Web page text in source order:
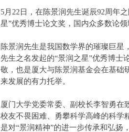
5月22日，在陈景润先生诞辰92周年
星”优秀博士论文奖，国内众多数论
陈景润先生是我国数学界的璀璨巨
先生之名发起的“景润之星”优秀博士
敬，也是厦大与陈景润基金会在基础
来发展的有力托举。
厦门大学党委常委、副校长李智勇
校友不畏困难、勇攀科学高峰的科学
是对“景润精神”的进一步传承和弘扬